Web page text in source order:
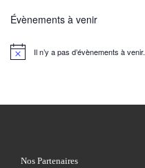
Évènements à venir
e
Il n’y a pas d’évènements à venir.
Nos Partenaires